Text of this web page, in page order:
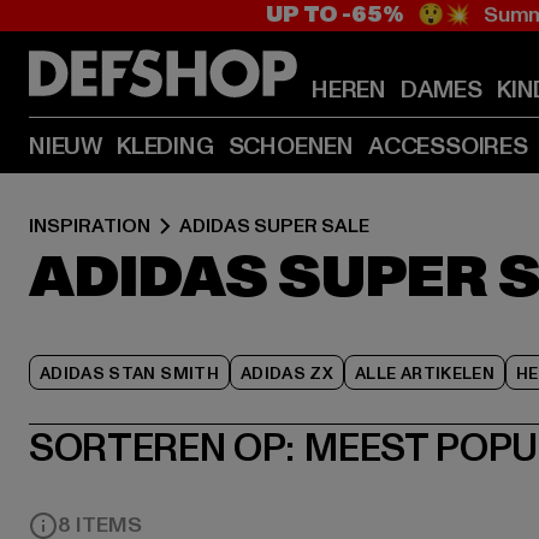
UP TO -65% 😲💥
HEREN DAMES
NIEUW KLEDING SCHOENEN ACCESSOIRES
INSPIRATION ADIDAS SUPER SALE
ADIDAS SUPER
ADIDAS STAN SMITH ADIDAS ZX ALLE ARTIKELEN
SORTEREN OP: MEEST
8 ITEMS